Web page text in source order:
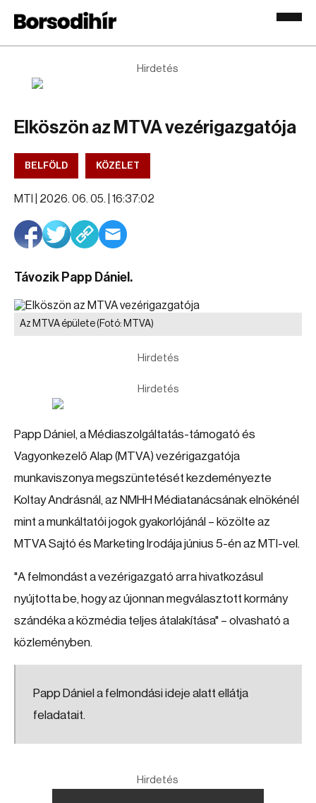
Hirdetés
Elköszön az MTVA vezérigazgatója
BELFÖLD KÖZÉLET
MTI | 2026. 06. 05. | 16:37:02
Távozik Papp Dániel.
Az MTVA épülete(Fotó: MTVA)
Hirdetés
Hirdetés
Papp Dániel, a Médiaszolgáltatás-támogató és
Vagyonkezelő Alap (MTVA) vezérigazgatója
munkaviszonya megszüntetését kezdeményezte
Koltay Andrásnál, az NMHH Médiatanácsának elnökénél
mint a munkáltatói jogok gyakorlójánál – közölte az
MTVA Sajtó és Marketing Irodája június 5-én az MTI-vel.
"A felmondást a vezérigazgató arra hivatkozásul
nyújtotta be, hogy az újonnan megválasztott kormány
szándéka a közmédia teljes átalakítása" – olvasható a
közleményben.
Papp Dániel a felmondási ideje alatt ellátja
feladatait.
Hirdetés